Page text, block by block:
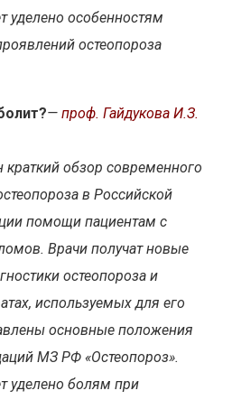
уделено особенностям
остеопороза
— проф. Гайдукова И.З.
обзор современного
в Российской
помощи пациентам с
Врачи получат новые
остеопороза и
используемых для его
основные положения
МЗ РФ «Остеопороз».
уделено болям при